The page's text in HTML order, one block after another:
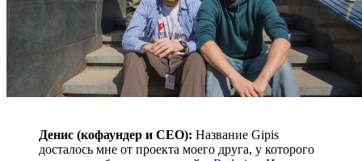
Денис (кофаундер и CEO): Название Gipis
досталось мне от проекта моего друга, у которого